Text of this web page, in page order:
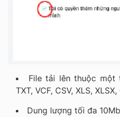
File tải lên thuộc một
TXT, VCF, CSV, XLS, XLSX,
Dung lượng tối đa 10Mb